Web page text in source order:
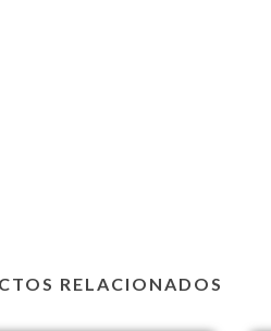
RELACIONADOS